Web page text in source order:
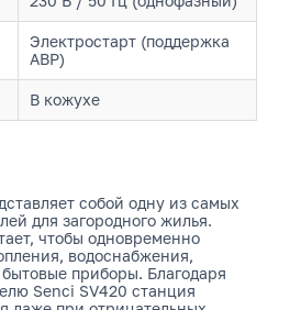
Электростарт (поддержка
АВР)
В кожухе
собой одну из самых
для загородного жилья.
чтобы одновременно
водоснабжения,
приборы. Благодаря
Senci SV420 станция